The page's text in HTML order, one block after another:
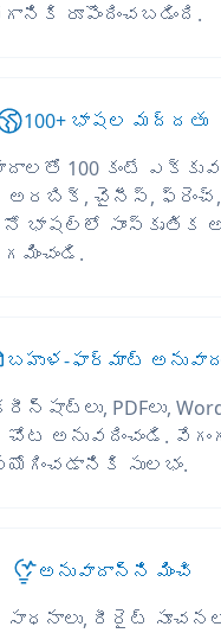
రూపొందించబడింది.
100+ భాషల మద్దతు
100 కంటే
అరబిక్, చైనీస్,
భాషల్లో సాంస్కృతిక
బహుళ-ఫార్మాట్
PDFలు,
అనువదించండి.
సులభం.
అనువాదాన్ని మించి
రీరైట్